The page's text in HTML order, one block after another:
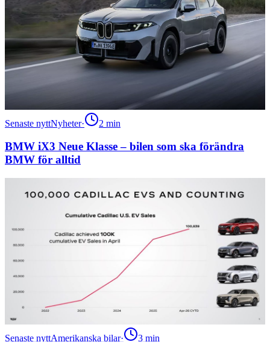
Senaste nyttNyheter· 2 min
BMW iX3 Neue Klasse – bilen som ska förändra
BMW för alltid
Senaste nyttAmerikanska bilar· 3 min